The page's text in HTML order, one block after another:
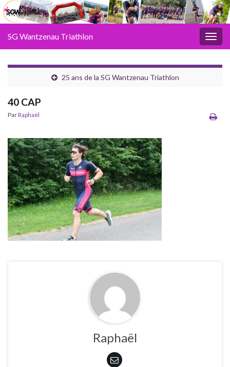
SG Wantzenau Triathlon
25 ans de la SG Wantzenau Triathlon
40 CAP
ParRaphaël
Raphaël